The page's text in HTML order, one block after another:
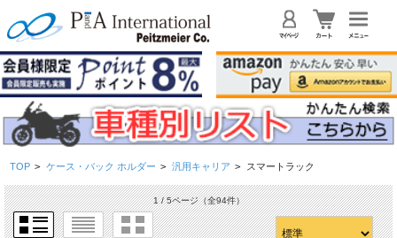
TOP > ケース・バック ホルダー > 汎用キャリア > スマートラック
1 / 5ページ（全94件）